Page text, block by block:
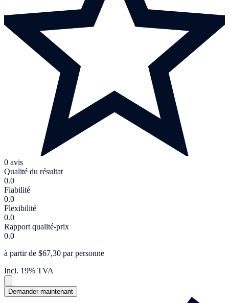
0 avis
Qualité du résultat
0.0
Fiabilité
0.0
Flexibilité
0.0
Rapport qualité-prix
0.0
à partir de $67,30 par personne
Incl. 19% TVA
Demander maintenant